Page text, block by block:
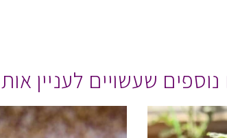
שעשויים לעניין